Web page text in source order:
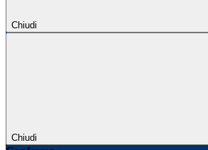
Chiudi
Chiudi